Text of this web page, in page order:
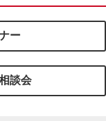
ー
談会